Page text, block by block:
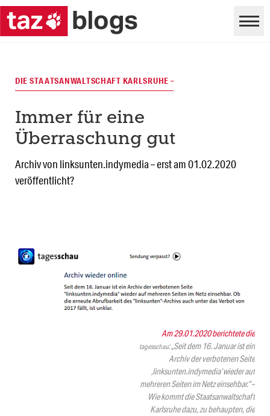
Am 29.01.2020 berichtete die
tagesschau: „Seit dem 16. Januar ist ein
Archiv der verbotenen Seite
‚linksunten.indymedia‘ wieder auf
mehreren Seiten im Netz einsehbar.“ –
Wie kommt die Staatsanwaltschaft
Karlsruhe dazu, zu behaupten, die
DIE STAATSANWALTSCHAFT KARLSRUHE –
Immer für eine
Überraschung gut
Archiv von linksunten.indymedia – erst am 01.02.2020
veröffentlicht?